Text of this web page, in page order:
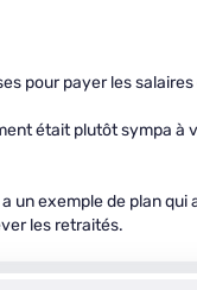
pour payer les salaires
était plutôt sympa à
un exemple de plan qui
les retraités.